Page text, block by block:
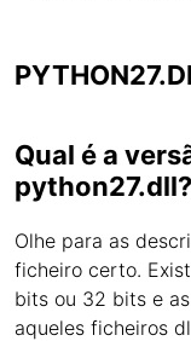
Qual é a
python27.dll?
Olhe para as
ficheiro certo.
bits ou 32 bits e
aqueles ficheiros